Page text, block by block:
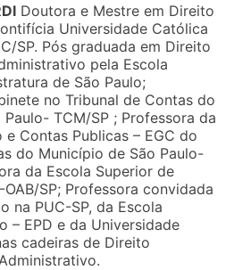
Doutora e Mestre em Direito
Universidade Católica
SP. Pós graduada em Direito
pela Escola
de São Paulo;
no Tribunal de Contas do
TCM/SP ; Professora da
e Contas Publicas – EGC do
do Município de São Paulo-
da Escola Superior de
SP; Professora convidada
na PUC-SP, da Escola
– EPD e da Universidade
cadeiras de Direito